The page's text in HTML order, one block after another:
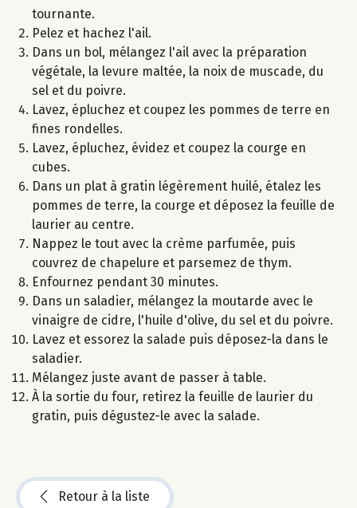
tournante.
Pelez et hachez l'ail.
Dans un bol, mélangez l'ail avec la préparation
végétale, la levure maltée, la noix de muscade, du
sel et du poivre.
Lavez, épluchez et coupez les pommes de terre en
fines rondelles.
Lavez, épluchez, évidez et coupez la courge en
cubes.
Dans un plat à gratin légèrement huilé, étalez les
pommes de terre, la courge et déposez la feuille de
laurier au centre.
Nappez le tout avec la crème parfumée, puis
couvrez de chapelure et parsemez de thym.
Enfournez pendant 30 minutes.
Dans un saladier, mélangez la moutarde avec le
vinaigre de cidre, l'huile d'olive, du sel et du poivre.
Lavez et essorez la salade puis déposez-la dans le
saladier.
Mélangez juste avant de passer à table.
À la sortie du four, retirez la feuille de laurier du
gratin, puis dégustez-le avec la salade.
Retour à la liste